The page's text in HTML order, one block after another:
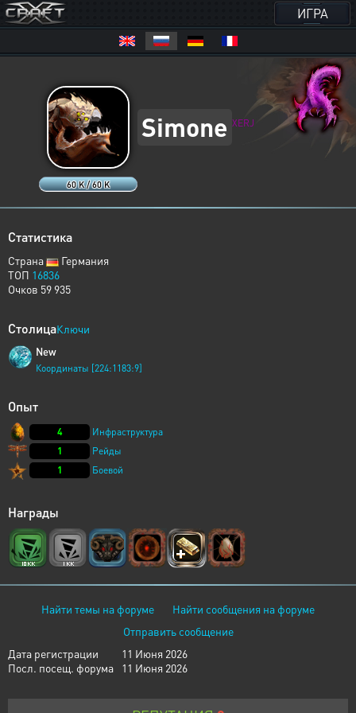
ИГРА
60 K / 60 K
Simone XERJ
Статистика
Страна
Германия
ТОП 16836
Очков 59 935
СтолицаКлючи
New
Координаты [224:1183:9]
Опыт
4
Инфраструктура
1
Рейды
1
Боевой
Награды
Найти темы на форуме
Найти сообщения на форуме
Отправить сообщение
Дата регистрации
11 Июня 2026
Посл. посещ. форума
11 Июня 2026